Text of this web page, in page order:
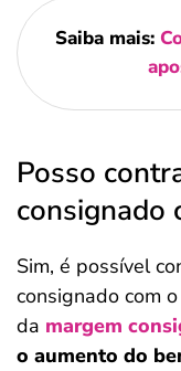
Saiba mais:
Posso
consignado
Sim, é possível
consignado com
da margem
o aumento do